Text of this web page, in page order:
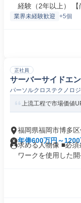
経験（2年以上） 【
業界未経験歓迎 +5個
正社員
サーバーサイドエ
パーソルクロステクノロ
上流工程で市場価値
福岡県福岡市博多
年俸600万円～1200
求める人物像 ■必
ワークを使用した開